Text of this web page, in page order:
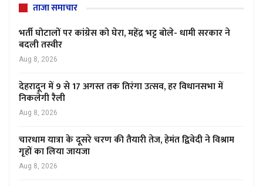
ताजा समाचार
भर्ती घोटालों पर कांग्रेस को घेरा, महेंद्र भट्ट बोले- धामी सरकार ने
बदली तस्वीर
Aug 8, 2026
देहरादून में 9 से 17 अगस्त तक तिरंगा उत्सव, हर विधानसभा में
निकलेगी रैली
Aug 8, 2026
चारधाम यात्रा के दूसरे चरण की तैयारी तेज, हेमंत द्विवेदी ने विश्राम
गृहों का लिया जायजा
Aug 8, 2026